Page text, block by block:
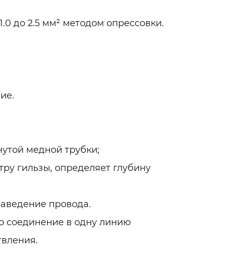
до 2.5 мм² методом опрессовки.
медной трубки;
гильзы, определяет глубину
провода.
соединение в одну линию